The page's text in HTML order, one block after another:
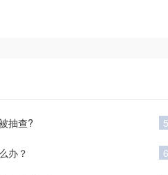
抽查?
办？
5
6